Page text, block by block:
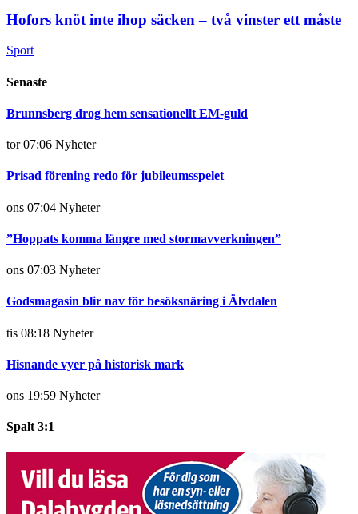
Hofors knöt inte ihop säcken – två vinster ett måste
Sport
Senaste
Brunnsberg drog hem sensationellt EM-guld
tor 07:06 Nyheter
Prisad förening redo för jubileumsspelet
ons 07:04 Nyheter
”Hoppats komma längre med stormavverkningen”
ons 07:03 Nyheter
Godsmagasin blir nav för besöksnäring i Älvdalen
tis 08:18 Nyheter
Hisnande vyer på historisk mark
ons 19:59 Nyheter
Spalt 3:1